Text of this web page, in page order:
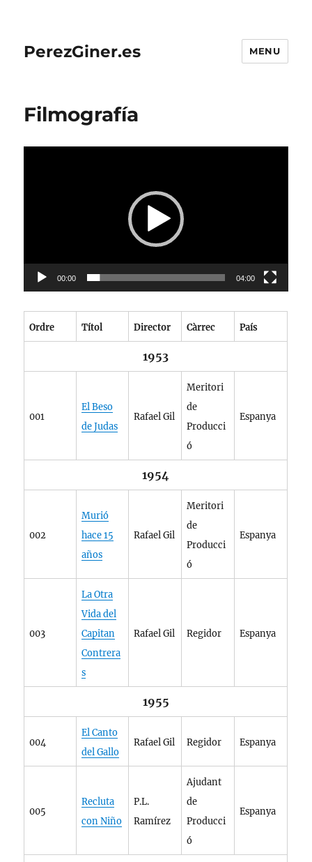
PerezGiner.es MENU
Filmografía
00:00 04:00
Ordre Títol Director Càrrec País
1953
001
El Beso
de Judas
Rafael Gil
Meritori
de
Producci
ó
Espanya
1954
002
Murió
hace 15
años
Rafael Gil
Meritori
de
Producci
ó
Espanya
003
La Otra
Vida del
Capitan
Contrera
s
Rafael Gil Regidor Espanya
1955
004
El Canto
del Gallo
Rafael Gil Regidor Espanya
005
Recluta
con Niño
P.L.
Ramírez
Ajudant
de
Producci
ó
Espanya